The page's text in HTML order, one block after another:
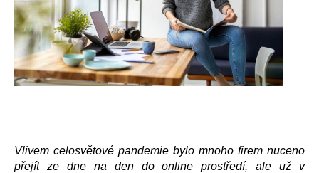
Vlivem celosvětové pandemie bylo mnoho firem nuceno
přejít ze dne na den do online prostředí, ale už v